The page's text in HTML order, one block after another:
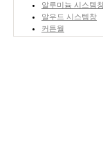
알루미늄 시스템
알우드 시스템창
커튼월